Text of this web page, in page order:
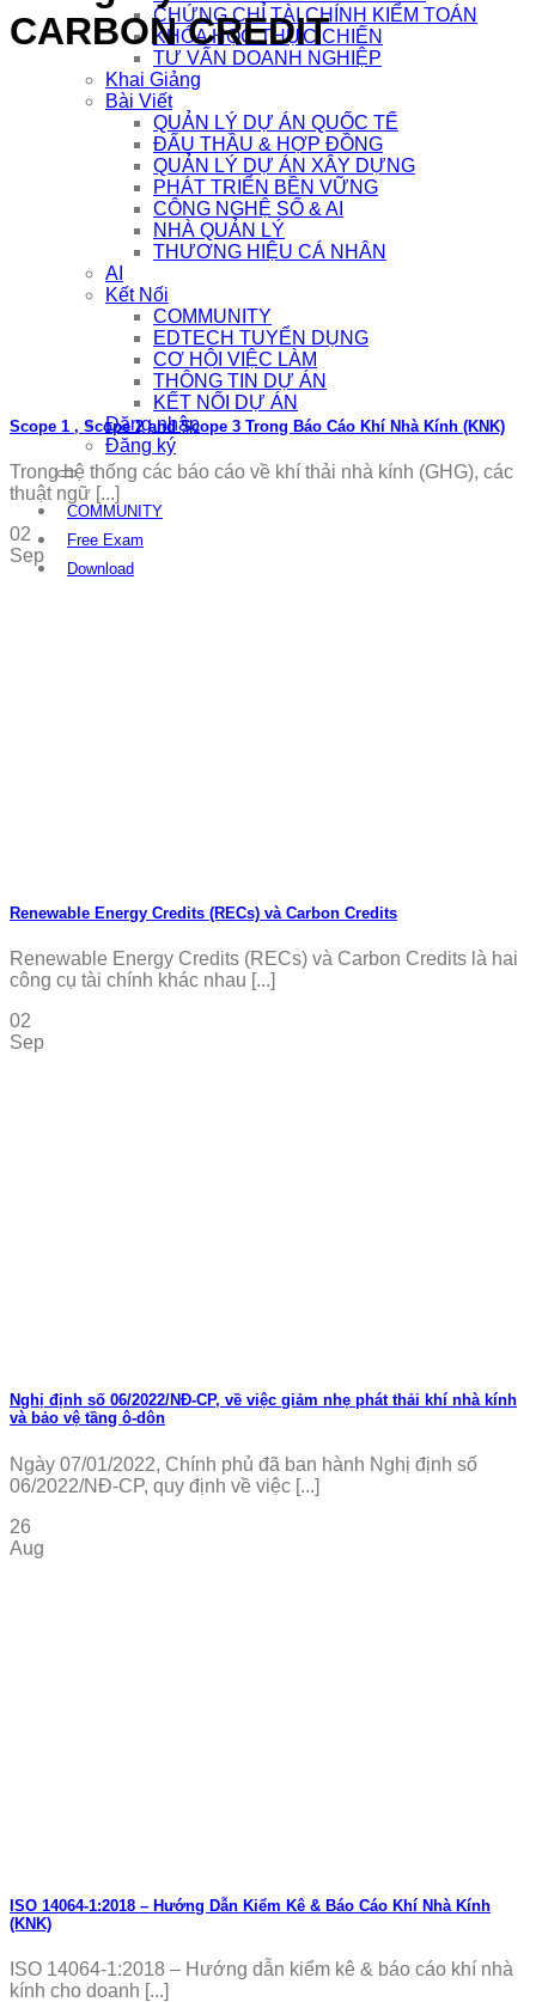
CHỨNG CHỈ TÀI CHÍNH KIỂM TOÁN
KHÓA HỌC THỰC CHIẾN
TƯ VẤN DOANH NGHIỆP
Khai Giảng
Bài Viết
QUẢN LÝ DỰ ÁN QUỐC TẾ
ĐẤU THẦU & HỢP ĐỒNG
QUẢN LÝ DỰ ÁN XÂY DỰNG
PHÁT TRIỂN BỀN VỮNG
CÔNG NGHỆ SỐ & AI
NHÀ QUẢN LÝ
THƯƠNG HIỆU CÁ NHÂN
AI
Kết Nối
COMMUNITY
EDTECH TUYỂN DỤNG
CƠ HỘI VIỆC LÀM
THÔNG TIN DỰ ÁN
KẾT NỐI DỰ ÁN
Đăng nhập
Đăng ký
COMMUNITY
Free Exam
Download
CARBON CREDIT
Scope 1 , Scope 2 and Scope 3 Trong Báo Cáo Khí Nhà Kính (KNK)
Trong hệ thống các báo cáo về khí thải nhà kính (GHG), các
thuật ngữ [...]
02
Sep
Renewable Energy Credits (RECs) và Carbon Credits
Renewable Energy Credits (RECs) và Carbon Credits là hai
công cụ tài chính khác nhau [...]
02
Sep
Nghị định số 06/2022/NĐ-CP, về việc giảm nhẹ phát thải khí nhà kính
và bảo vệ tầng ô-dôn
Ngày 07/01/2022, Chính phủ đã ban hành Nghị định số
06/2022/NĐ-CP, quy định về việc [...]
26
Aug
ISO 14064-1:2018 – Hướng Dẫn Kiểm Kê & Báo Cáo Khí Nhà Kính
(KNK)
ISO 14064-1:2018 – Hướng dẫn kiểm kê & báo cáo khí nhà
kính cho doanh [...]